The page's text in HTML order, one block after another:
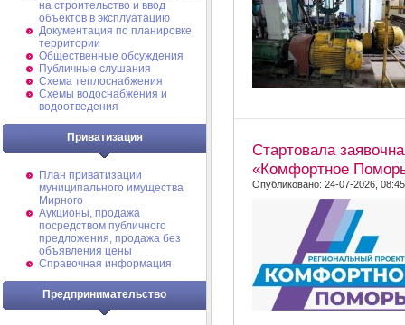
на строительство и ввод
объектов в эксплуатацию
Документация по планировке
территории
Общественные обсуждения
Публичные слушания
Схема теплоснабжения
Схемы водоснабжения и
водоотведения
Приватизация
План приватизации
муниципального имущества
Мирного
Аукционы, продажа
посредством публичного
предложения, продажа без
объявления цены
Справочная информация
Предпринимательство
Стартовала
«Комфортное
Опубликовано: 24-07-2026, 08:45